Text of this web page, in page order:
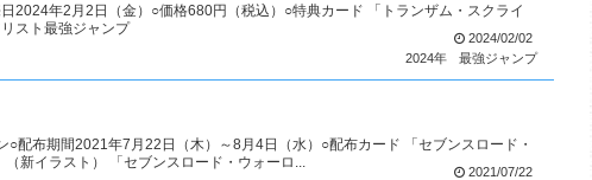
2024年2月2日（金）○価格680円（税込）○特典カード 「トランザム・スクライ
スト最強ジャンプ
2024/02/02
2024年
最強ジャンプ
配布期間2021年7月22日（木）～8月4日（水）○配布カード 「セブンスロード・
新イラスト） 「セブンスロード・ウォーロ...
2021/07/22